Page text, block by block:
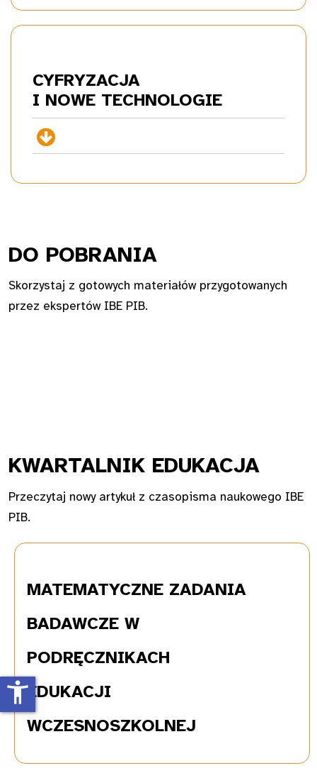
CYFRYZACJA
I NOWE TECHNOLOGIE
+
DO POBRANIA
Skorzystaj z gotowych materiałów przygotowanych
przez ekspertów IBE PIB.
KWARTALNIK EDUKACJA
Przeczytaj nowy artykuł z czasopisma naukowego IBE
PIB.
MATEMATYCZNEZADANIA
BADAWCZE W
PODRĘCZNIKACH
EDUKACJI
WCZESNOSZKOLNEJ
accessibility_new